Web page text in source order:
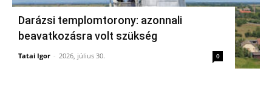
Darázsi templomtorony: azonnali
beavatkozásra volt szükség
Tatai Igor - 2026, július 30. 0